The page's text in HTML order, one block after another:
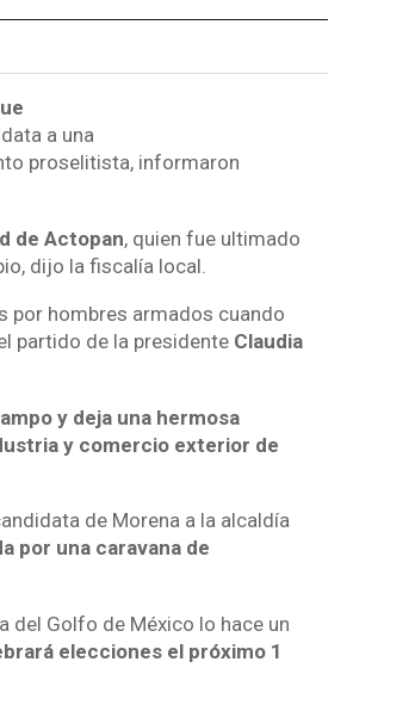
a una
proselitista, informaron
de Actopan, quien fue ultimado
dijo la fiscalía local.
por hombres armados cuando
partido de la presidente Claudia
y deja una hermosa
y comercio exterior de
de Morena a la alcaldía
por una caravana de
del Golfo de México lo hace un
elecciones el próximo 1